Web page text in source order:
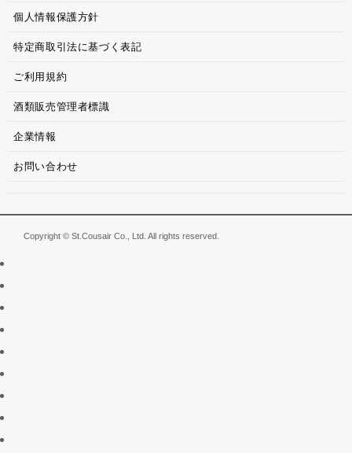
個人情報保護方針
特定商取引法に基づく表記
ご利用規約
酒類販売管理者標識
企業情報
お問い合わせ
Copyright © St.Cousair Co., Ltd. All rights reserved.